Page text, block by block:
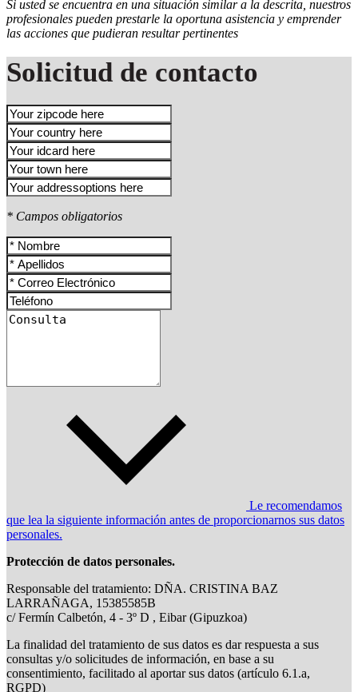
Si usted se encuentra en una situación similar a la descrita, nuestros
profesionales pueden prestarle la oportuna asistencia y emprender
las acciones que pudieran resultar pertinentes
Solicitud de contacto
* Campos obligatorios
Le recomendamos
que lea la siguiente información antes de proporcionarnos sus datos
personales.
Protección de datos personales.
Responsable del tratamiento: DÑA. CRISTINA BAZ
LARRAÑAGA, 15385585B
c/ Fermín Calbetón, 4 - 3º D , Eibar (Gipuzkoa)
La finalidad del tratamiento de sus datos es dar respuesta a sus
consultas y/o solicitudes de información, en base a su
consentimiento, facilitado al aportar sus datos (artículo 6.1.a,
RGPD)